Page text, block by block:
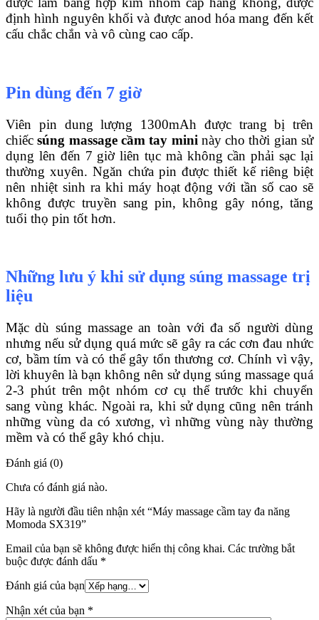
định hình nguyên khối và được anod hóa mang đến kết
cấu chắc chắn và vô cùng cao cấp.
Pin dùng đến 7 giờ
Viên pin dung lượng 1300mAh được trang bị trên
chiếcsúng massage cầm tay mini này cho thời gian sử
dụng lên đến 7 giờ liên tục mà không cần phải sạc lại
thường xuyên. Ngăn chứa pin được thiết kế riêng biệt
nên nhiệt sinh ra khi máy hoạt động với tần số cao sẽ
không được truyền sang pin, không gây nóng, tăng
tuổi thọ pin tốt hơn.
Những lưu ý khi sử dụng súng massage trị
liệu
Mặc dù súng massage an toàn với đa số người dùng
nhưng nếu sử dụng quá mức sẽ gây ra các cơn đau nhức
cơ, bầm tím và có thể gây tổn thương cơ. Chính vì vậy,
lời khuyên là bạn không nên sử dụng súng massage quá
2-3 phút trên một nhóm cơ cụ thể trước khi chuyển
sang vùng khác. Ngoài ra, khi sử dụng cũng nên tránh
những vùng da có xương, vì những vùng này thường
mềm và có thể gây khó chịu.
Đánh giá (0)
Chưa có đánh giá nào.
Hãy là người đầu tiên nhận xét “Máy massage cầm tay đa năng
Momoda SX319”
Email của bạn sẽ không được hiển thị công khai. Các trường bắt
buộc được đánh dấu *
Đánh giá của bạn
Nhận xét của bạn *